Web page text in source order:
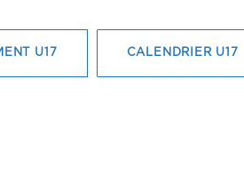
U17 CALENDRIER U17